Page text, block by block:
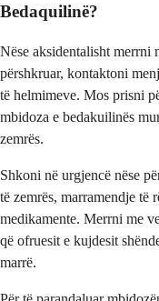
Bedaquilinë?
Nëse aksidentalisht merrni
përshkruar, kontaktoni
të helmimeve. Mos prisni
mbidoza e bedakuilinës
zemrës.
Shkoni në urgjencë nëse
të zemrës, marramendje të
medikamente. Merrni me
që ofruesit e kujdesit
marrë.